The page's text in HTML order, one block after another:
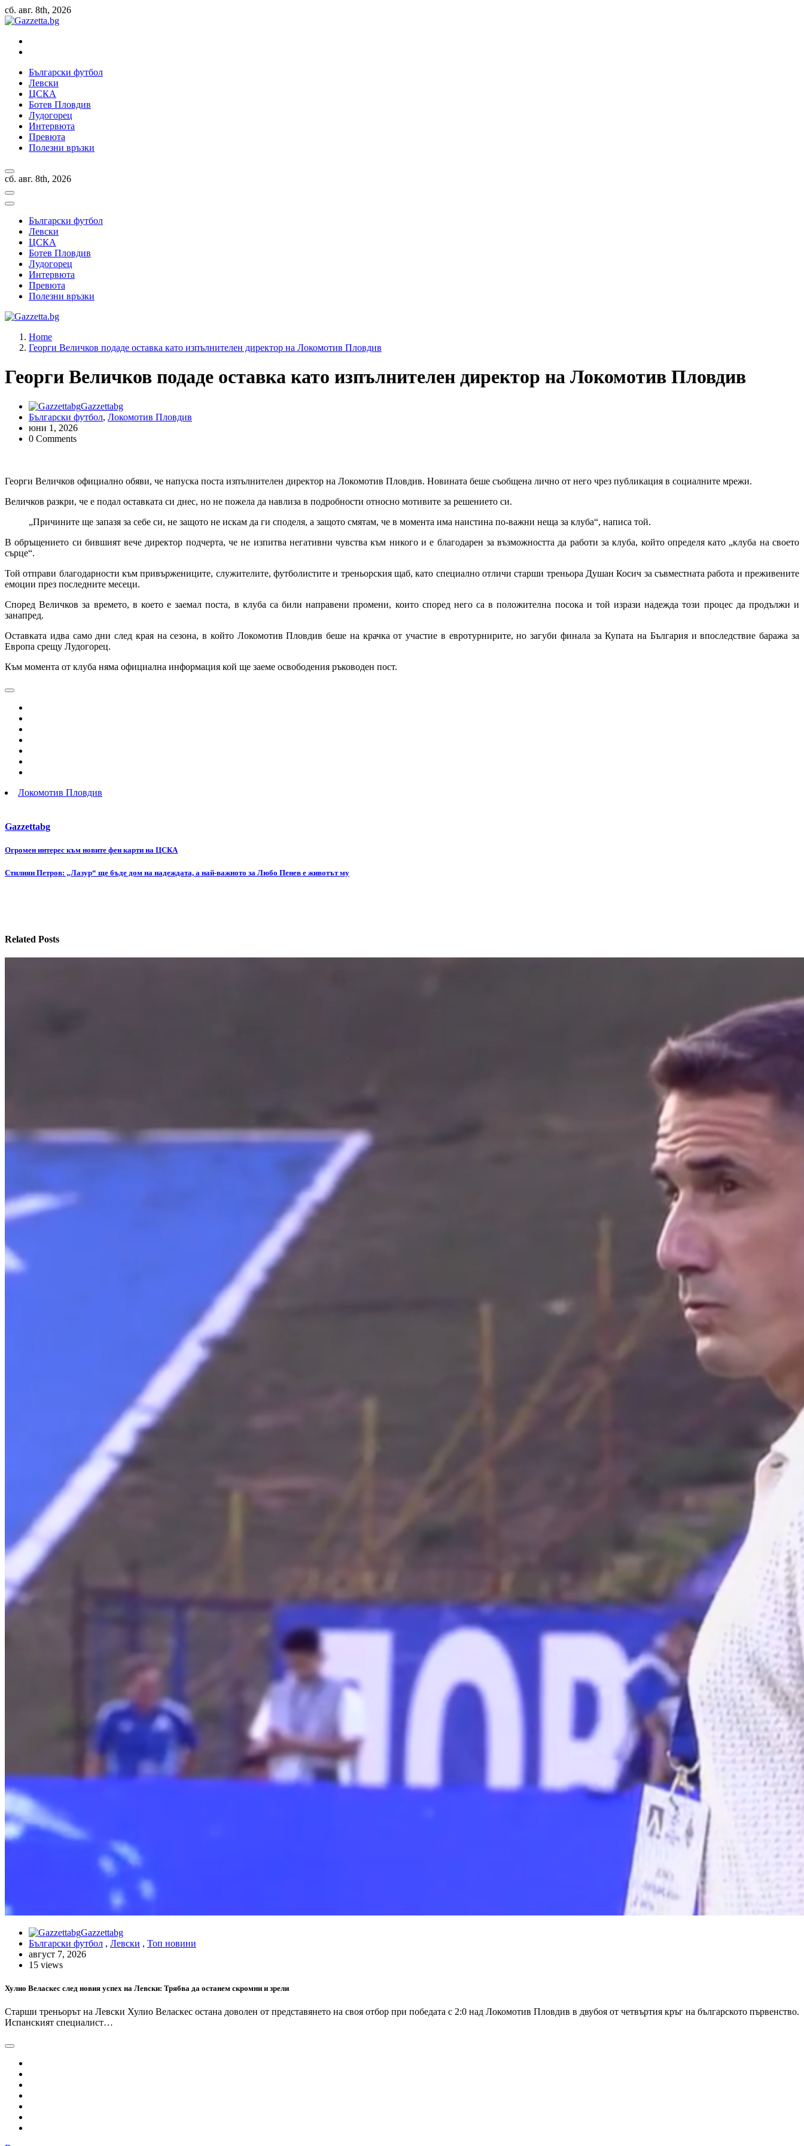
Skip
to
сб. авг. 8th, 2026
Актуални новини за българския футбол, прогнозни резултати и коментари
Български футбол
Левски
ЦСКА
Ботев Пловдив
Лудогорец
Интервюта
Превюта
Полезни връзки
сб. авг. 8th, 2026
Български футбол
Левски
ЦСКА
Ботев Пловдив
Лудогорец
Интервюта
Превюта
Полезни връзки
Актуални новини за българския футбол, прогнозни резултати и коментари
Home
Георги Величков подаде оставка като изпълнителен директор на Локомотив Пловдив
Георги Величков подаде оставка като изпълнителен директор на Локомотив Пловдив
Gazzettabg
Български футбол, Локомотив Пловдив
юни 1, 2026
0 Comments
Георги Величков официално обяви, че напуска поста изпълнителен директор на Локомотив Пловдив. Новината беше съобщена лично от него чрез публикация в социалните мрежи.
Величков разкри, че е подал оставката си днес, но не пожела да навлиза в подробности относно мотивите за решението си.
„Причините ще запазя за себе си, не защото не искам да ги споделя, а защото смятам, че в момента има наистина по-важни неща за клуба“, написа той.
В обръщението си бившият вече директор подчерта, че не изпитва негативни чувства към никого и е благодарен за възможността да работи за клуба, който определя като „клуба на своето
сърце“.
Той отправи благодарности към привържениците, служителите, футболистите и треньорския щаб, като специално отличи старши треньора Душан Косич за съвместната работа и преживените
емоции през последните месеци.
Според Величков за времето, в което е заемал поста, в клуба са били направени промени, които според него са в положителна посока и той изрази надежда този процес да продължи и
занапред.
Оставката идва само дни след края на сезона, в който Локомотив Пловдив беше на крачка от участие в евротурнирите, но загуби финала за Купата на България и впоследствие баража за
Европа срещу Лудогорец.
Към момента от клуба няма официална информация кой ще заеме освободения ръководен пост.
Локомотив Пловдив
Gazzettabg
Навигация
Огромен интерес към новите фен карти на ЦСКА
Стилиян Петров: „Лазур“ ще бъде дом на надеждата, а най-важното за Любо Пенев е животът му
Related Posts
Gazzettabg
Български футбол , Левски , Топ новини
август 7, 2026
15 views
Хулио Веласкес след новия успех на Левски: Трябва да останем скромни и зрели
Старши треньорът на Левски Хулио Веласкес остана доволен от представянето на своя отбор при победата с 2:0 над Локомотив Пловдив в двубоя от четвъртия кръг на българското първенство.
Испанският специалист…